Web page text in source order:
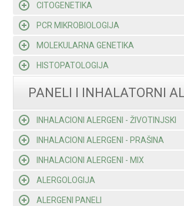
CITOGENETIKA
PCR MIKROBIOLOGIJA
MOLEKULARNA GENETIKA
HISTOPATOLOGIJA
PANELI I INHALATORNI
INHALACIONI ALERGENI - ŽIVOTINJSKI
INHALACIONI ALERGENI - PRAŠINA
INHALACIONI ALERGENI - MIX
ALERGOLOGIJA
ALERGENI PANELI